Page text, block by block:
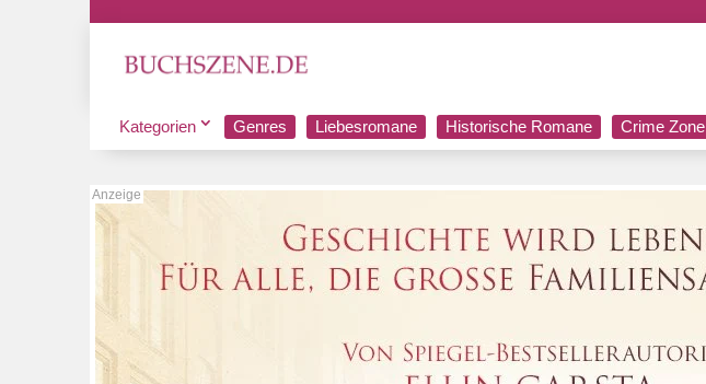
Kategorien Genres Liebesromane Historische Romane Crime Zone